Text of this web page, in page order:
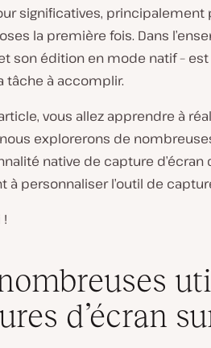
significatives, principalement
la première fois. Dans
son édition en mode natif –
tâche à accomplir.
vous allez apprendre à
nous explorerons de
native de capture d’écran
à personnaliser l’outil de
!
d’écran